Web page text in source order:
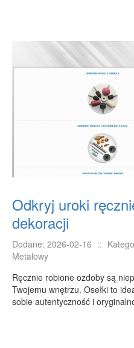
Sport
Elektronika, RTV, AGD
Art. Dla Zwierząt
Ogród, Rośliny
Art. Spożywcze
Materiały Eksploatacyjne
Maszyny
Narzędzia
Przemysł Metalowy
PRZEWÓZ
Transport
Odkryj uroki
dekoracji
Dodane: 2026-02-16 ::
Metalowy
Ręcznie robione ozdoby są
Twojemu wnętrzu. Osełki to
sobie autentyczność i